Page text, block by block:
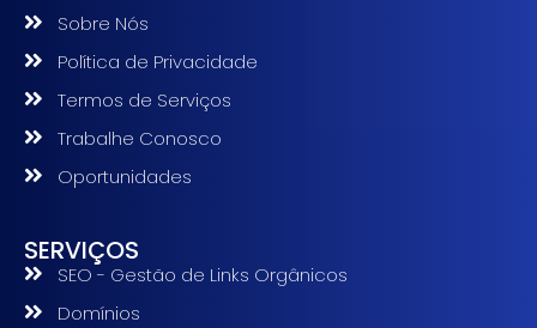
Sobre Nós
Política de Privacidade
Termos de Serviços
Trabalhe Conosco
Oportunidades
SERVIÇOS
SEO - Gestão de Links Orgânicos
Domínios